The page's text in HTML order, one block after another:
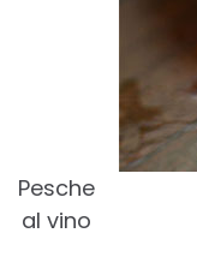
Pesche
al vino